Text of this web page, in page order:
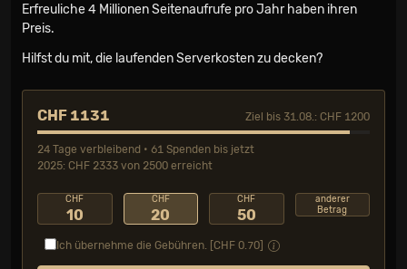
Erfreuliche 4 Millionen Seiten­aufrufe pro Jahr haben ihren
Preis.
Hilfst du mit, die laufenden Serverkosten zu decken?
CHF 1131 Ziel bis 31.08.: CHF 1200
24 Tage verbleibend • 61 Spenden bis jetzt
2025: CHF 2333 von 2500 erreicht
CHF
10
CHF
20
CHF
50
anderer
Betrag
Ich übernehme die Gebühren. [CHF 0.70